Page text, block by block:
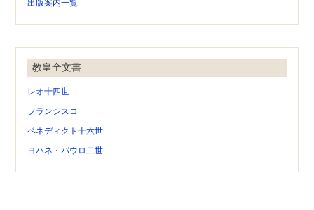
出版案内一覧
教皇全文書
レオ十四世
フランシスコ
ベネディクト十六世
ヨハネ・パウロ二世